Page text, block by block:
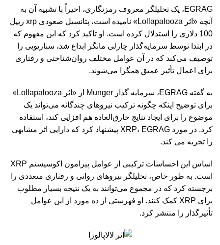
EGRAG، یک تحلیلگر معروف رمزنگاری، اخیراً با تشبیه آن به
آنچه «اثر Lollapalooza» نامیده است، پتانسیل صعودی xrp ریپل
100 دلاری را استدلال کرده است. او تاکید کرد که این مفهوم که
در ابتدا توسط سرمایه‌گذار چارلی مانگر ابداع شد، سناریویی را
توصیف می‌کند که در آن عوامل مختلف روان‌شناختی و رفتاری
برای اعمال تأثیر عمیق همگرا می‌شوند.
به گفته EGRAG، سرمایه گذار Munger از «اثر Lollapalooza»
برای توضیح اینکه چگونه ترکیب نیروهای چندگانه می‌تواند یک
موضوع را برای ایجاد نتایج خارق‌العاده هم افزایی کند، استفاده
کرد. در مورد XRP، EGRAG پیشنهاد کرد که دارایی اثر مشابهی
را تجربه می کند.
اساس این احساسات ترکیبی از عوامل پیرامون اکوسیستم XRP
است. به طور خاص، تحلیلگر نیروهای روانی و رفتاری متعددی را
برجسته کرد که در مجموع می‌توانند به یک نتیجه بسیار مطلوب
برای XRP کمک کنند. او فهرستی از ده مورد از این عوامل
تأثیرگذار را منتشر کرد.